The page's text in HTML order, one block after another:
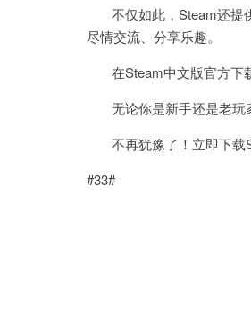
不仅如此，Steam还提
尽情交流、分享乐趣。
在Steam中文版官方下载
无论你是新手还是老玩
不再犹豫了！立即下载
#33#